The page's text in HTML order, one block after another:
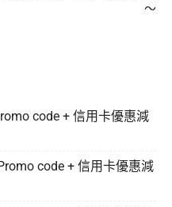
～
code + 信用卡優惠減
code + 信用卡優惠減